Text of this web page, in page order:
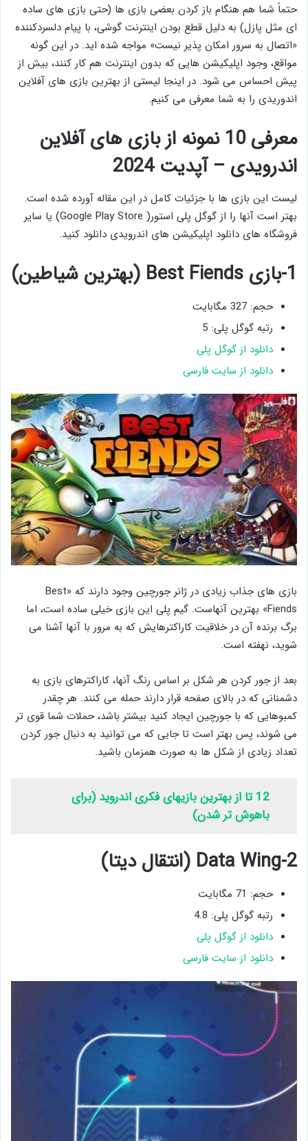
حتماً شما هم هنگام باز کردن بعضی بازی ها (حتی بازی های ساده
ای مثل پازل) به دلیل قطع بودن اینترنت گوشی، با پیام دلسردکننده
«اتصال به سرور امکان پذیر نیست» مواجه شده اید. در این گونه
مواقع، وجود اپلیکیشن هایی که بدون اینترنت هم کار کنند، بیش از
پیش احساس می شود. در اینجا لیستی از بهترین بازی های آفلاین
اندوریدی را به شما معرفی می کنیم.
معرفی 10 نمونه از بازی های آفلاین
اندرویدی – آپدیت 2024
لیست این بازی ها با جزئیات کامل در این مقاله آورده شده است.
بهتر است آنها را از گوگل پلی استور( Google Play Store) یا سایر
فروشگاه های دانلود اپلیکیشن های اندرویدی دانلود کنید.
1-بازی Best Fiends (بهترین شیاطین)
حجم: 327 مگابایت
رتبه گوگل پلی: 5
دانلود از گوگل پلی
دانلود از سایت فارسی
بازی های جذاب زیادی در ژانر جورچین وجود دارند که «Best
Fiends» بهترین آنهاست. گیم پلی این بازی خیلی ساده است، اما
برگ برنده آن در خلاقیت کاراکترهایش که به مرور با آنها آشنا می
شوید، نهفته است.
بعد از جور کردن هر شکل بر اساس رنگ آنها، کاراکترهای بازی به
دشمنانی که در بالای صفحه قرار دارند حمله می کنند. هر چقدر
کمبوهایی که با جورچین ایجاد کنید بیشتر باشد، حملات شما قوی تر
می شوند، پس بهتر است تا جایی که می توانید به دنبال جور کردن
تعداد زیادی از شکل ها به صورت همزمان باشید.
12 تا از بهترین بازیهای فکری اندروید (برای
باهوش تر شدن)
2-Data Wing (انتقال دیتا)
حجم: 71 مگابایت
رتبه گوگل پلی: 4.8
دانلود از گوگل پلی
دانلود از سایت فارسی